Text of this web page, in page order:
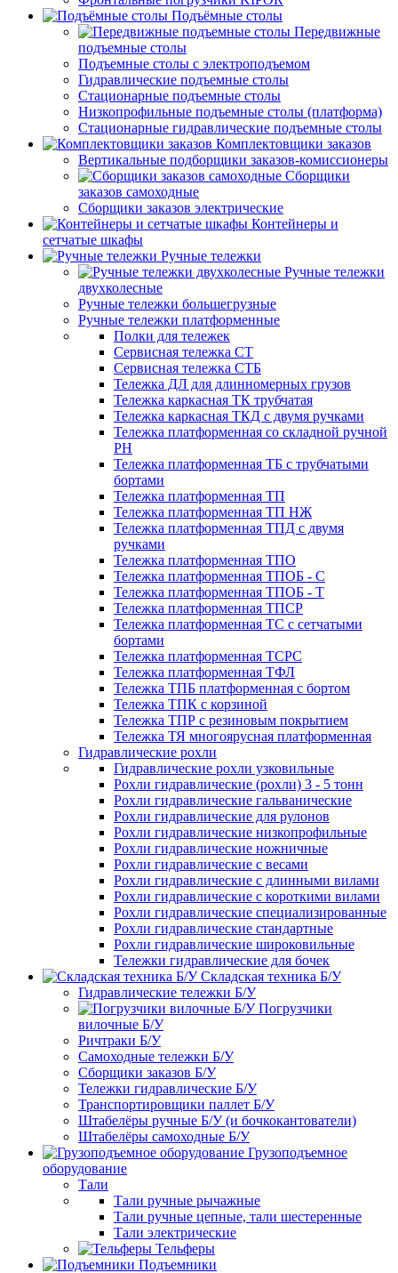
Подъёмные столы
Передвижные
подъемные столы
Подъемные столы с электроподъемом
Гидравлические подъемные столы
Стационарные подъемные столы
Низкопрофильные подъемные столы (платформа)
Стационарные гидравлические подъемные столы
Комплектовщики заказов
Вертикальные подборщики заказов-комиссионеры
Сборщики
заказов самоходные
Сборщики заказов электрические
Контейнеры и
сетчатые шкафы
Ручные тележки
Ручные тележки
двухколесные
Ручные тележки большегрузные
Ручные тележки платформенные
Полки для тележек
Сервисная тележка СТ
Сервисная тележка СТБ
Тележка ДЛ для длинномерных грузов
Тележка каркасная ТК трубчатая
Тележка каркасная ТКД с двумя ручками
Тележка платформенная со складной ручной
PH
Тележка платформенная ТБ с трубчатыми
бортами
Тележка платформенная ТП
Тележка платформенная ТП НЖ
Тележка платформенная ТПД с двумя
ручками
Тележка платформенная ТПО
Тележка платформенная ТПОБ - С
Тележка платформенная ТПОБ - Т
Тележка платформенная ТПСР
Тележка платформенная ТС с сетчатыми
бортами
Тележка платформенная ТСРС
Тележка платформенная ТФЛ
Тележка ТПБ платформенная с бортом
Тележка ТПК с корзиной
Тележка ТПР с резиновым покрытием
Тележка ТЯ многоярусная платформенная
Гидравлические рохли
Гидравлические рохли узковильные
Рохли гидравлические (рохли) 3 - 5 тонн
Рохли гидравлические гальванические
Рохли гидравлические для рулонов
Рохли гидравлические низкопрофильные
Рохли гидравлические ножничные
Рохли гидравлические с весами
Рохли гидравлические с длинными вилами
Рохли гидравлические с короткими вилами
Рохли гидравлические специализированные
Рохли гидравлические стандартные
Рохли гидравлические широковильные
Тележки гидравлические для бочек
Складская техника Б/У
Гидравлические тележки Б/У
Погрузчики
вилочные Б/У
Ричтраки Б/У
Самоходные тележки Б/У
Сборщики заказов Б/У
Тележки гидравлические Б/У
Транспортировщики паллет Б/У
Штабелёры ручные Б/У (и бочкокантователи)
Штабелёры самоходные Б/У
Грузоподъемное
оборудование
Тали
Тали ручные рычажные
Тали ручные цепные, тали шестеренные
Тали электрические
Тельферы
Подъемники